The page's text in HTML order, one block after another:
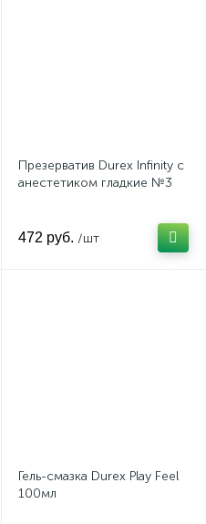
Презерватив Durex Infinity с
анестетиком гладкие №3
472 руб. /шт
Гель-смазка Durex Play Feel
100мл